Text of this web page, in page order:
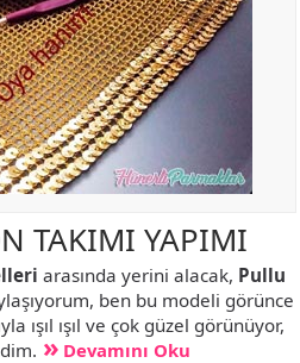
TAKIMI YAPIMI
arasında yerini alacak, Pullu
ben bu modeli görünce
ışıl ışıl ve çok güzel görünüyor,
Devamını Oku